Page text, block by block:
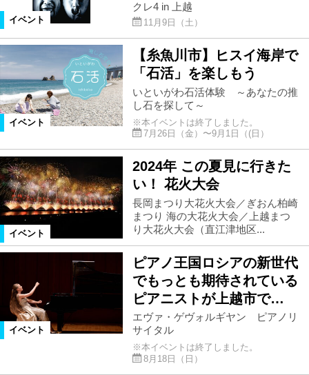
イベント
クレ4 in 上越
11月9日（土）
イベント
【糸魚川市】ヒスイ海岸で
「石活」を楽しもう
いといがわ石活体験 ～あなたの推
し石を探して～
※本イベントは終了しました。
7月26日（金）〜9月1日（(日）
イベント
2024年 この夏見に行きた
い！ 花火大会
長岡まつり大花火大会／ぎおん柏崎
まつり 海の大花火大会／上越まつ
り大花火大会（直江津地区...
イベント
ピアノ王国ロシアの新世代
でもっとも期待されている
ピアニストが上越市で…
エヴァ・ゲヴォルギヤン ピアノリ
サイタル
※本イベントは終了しました。
8月18日（日）